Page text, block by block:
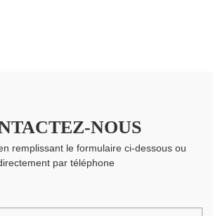
NOUS
remplissant le formulaire ci-dessous ou
par téléphone